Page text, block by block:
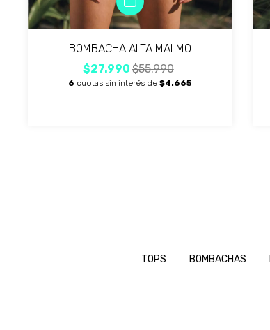
BOMBACHA ALTA MALMO
$27.990$55.990
6 cuotas sin interés de $4.665
TOPS BOMBACHAS